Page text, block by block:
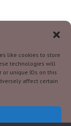
like cookies to store
technologies will
unique IDs on this
affect certain
W